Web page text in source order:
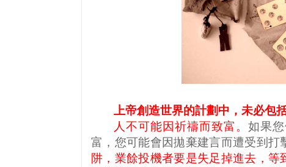
上帝創造世界的計劃中，未必包
人不可能因祈禱而致富。如果
富，您可能會因拋棄建言而遭受到打
阱，業餘投機者要是失足掉進去，等